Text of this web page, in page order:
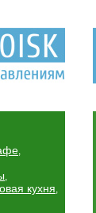
,
,
кухня,